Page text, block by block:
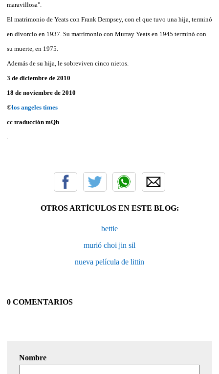
maravillosa".
El matrimonio de Yeats con Frank Dempsey, con el que tuvo una hija, terminó
en divorcio en 1937. Su matrimonio con Murray Yeats en 1945 terminó con
su muerte, en 1975.
Además de su hija, le sobreviven cinco nietos.
3 de diciembre de 2010
18 de noviembre de 2010
©los angeles times
cc traducción mQh
OTROS ARTÍCULOS EN ESTE BLOG:
bettie
murió choi jin sil
nueva película de littin
0 COMENTARIOS
Nombre